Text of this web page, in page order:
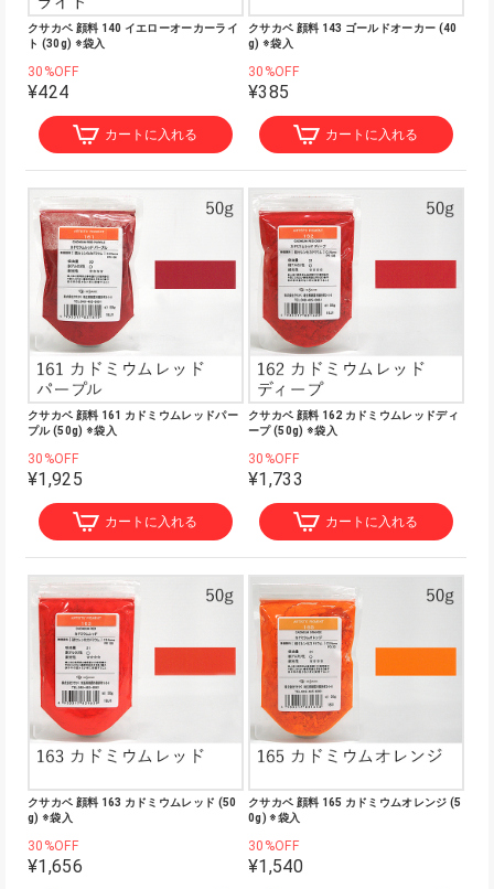
クサカベ 顔料 140 イエローオーカーライ
ト (30g) ※袋入
30%OFF
¥424
カートに入れる
クサカベ 顔料 143 ゴールドオーカー (40
g) ※袋入
30%OFF
¥385
カートに入れる
クサカベ 顔料 161 カドミウムレッドパー
プル (50g) ※袋入
30%OFF
¥1,925
カートに入れる
クサカベ 顔料 162 カドミウムレッドディ
ープ (50g) ※袋入
30%OFF
¥1,733
カートに入れる
クサカベ 顔料 163 カドミウムレッド (50
g) ※袋入
30%OFF
¥1,656
クサカベ 顔料 165 カドミウムオレンジ (5
0g) ※袋入
30%OFF
¥1,540